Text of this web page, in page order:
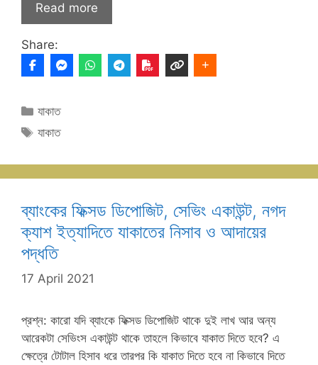
Read more
Share:
Categories
যাকাত
Tags
যাকাত
ব্যাংকের ফিক্সড ডিপোজিট, সেভিং একাউন্ট, নগদ
ক্যাশ ইত্যাদিতে যাকাতের নিসাব ও আদায়ের
পদ্ধতি
17 April 2021
প্রশ্ন: কারো যদি ব্যাংকে ফিক্সড ডিপোজিট থাকে দুই লাখ আর অন্য
আরেকটা সেভিংস একাউন্ট থাকে তাহলে কিভাবে যাকাত দিতে হবে? এ
ক্ষেত্রে টোটাল হিসাব ধরে তারপর কি যাকাত দিতে হবে না কিভাবে দিতে